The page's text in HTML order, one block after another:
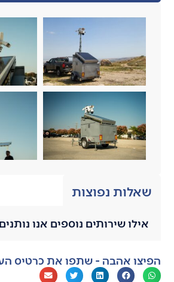
שאלות נפוצות
אילו שירותים נוספים אנו נותנים
הפיצו אהבה - שתפו את כרטיס